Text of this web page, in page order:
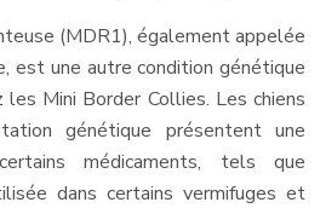
(MDR1), également appelée
est une autre condition génétique
Mini Border Collies. Les chiens
génétique présentent une
médicaments, tels que
dans certains vermifuges et